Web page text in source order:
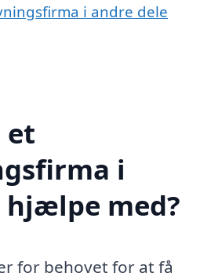
i andre dele
et
i
med?
for behovet for at få